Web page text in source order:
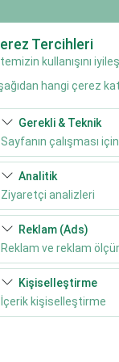
Tercihleri
kullanışını
hangi çerez
Gerekli & Teknik
Sayfanın çalışması
Bu çerezler sitenin
bırakılamaz.
Analitik
Ziyaretçi analizleri
Bu çerezler, sitemizin
etmemizi sağlar. Bu
Reklam (Ads)
Reklam ve reklam
Bu çerezler, size ilgi
etkinliğini (gösterim
Kişiselleştirme
İçerik kişiselleştirme
deneyiminizin